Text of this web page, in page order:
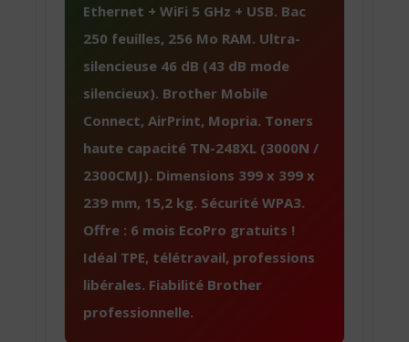
Ethernet + WiFi 5 GHz + USB. Bac
250 feuilles, 256 Mo RAM. Ultra-
silencieuse 46 dB (43 dB mode
silencieux). Brother Mobile
Connect, AirPrint, Mopria. Toners
haute capacité TN-248XL (3000N /
2300CMJ). Dimensions 399 x 399 x
239 mm, 15,2 kg. Sécurité WPA3.
Offre : 6 mois EcoPro gratuits !
Idéal TPE, télétravail, professions
libérales. Fiabilité Brother
professionnelle.